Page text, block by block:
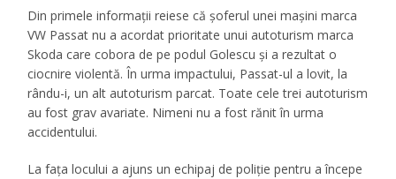
Din primele informații reiese că șoferul unei mașini marca
VW Passat nu a acordat prioritate unui autoturism marca
Skoda care cobora de pe podul Golescu și a rezultat o
ciocnire violentă. În urma impactului, Passat-ul a lovit, la
rându-i, un alt autoturism parcat. Toate cele trei autoturism
au fost grav avariate. Nimeni nu a fost rănit în urma
accidentului.
La fața locului a ajuns un echipaj de poliție pentru a începe